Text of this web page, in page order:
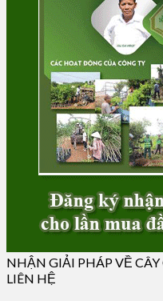
NHẬN GIẢI PHÁP VỀ
LIÊN HỆ